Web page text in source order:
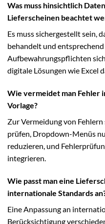
Was muss hinsichtlich
Lieferscheinen beachtet
Es muss sichergestellt sein,
behandelt und
Aufbewahrungspflichten
digitale Lösungen wie Excel
Wie vermeidet man Fehler
Vorlage?
Zur Vermeidung von
prüfen, Dropdown-Menüs
reduzieren, und
integrieren.
Wie passt man eine
internationale Standards
Eine Anpassung an
Berücksichtigung